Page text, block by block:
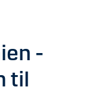
-
til